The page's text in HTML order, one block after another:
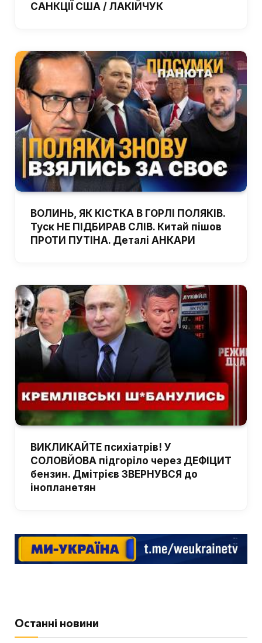
САНКЦІЇ США / ЛАКІЙЧУК
ВОЛИНЬ, ЯК КІСТКА В ГОРЛІ ПОЛЯКІВ.
Туск НЕ ПІДБИРАВ СЛІВ. Китай пішов
ПРОТИ ПУТІНА. Деталі АНКАРИ
ВИКЛИКАЙТЕ психіатрів! У
СОЛОВЙОВА підгоріло через ДЕФІЦИТ
бензин. Дмітрієв ЗВЕРНУВСЯ до
інопланетян
Останні новини